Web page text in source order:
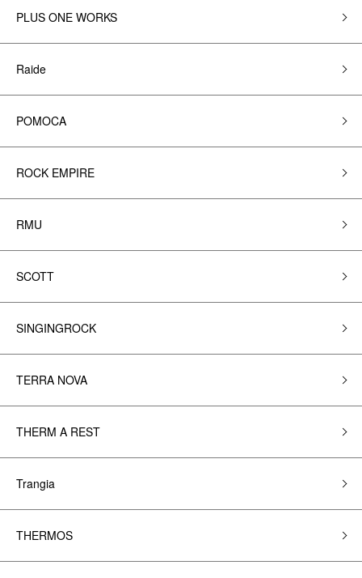
PLUS ONE WORKS
Raide
POMOCA
ROCK EMPIRE
RMU
SCOTT
SINGINGROCK
TERRA NOVA
THERM A REST
Trangia
THERMOS